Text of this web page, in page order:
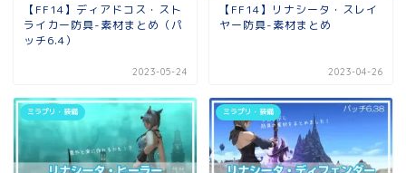
【FF14】ディアドコス・スト
ライカー防具-素材まとめ（パ
ッチ6.4）
2023-05-24
【FF14】リナシータ・スレイ
ヤー防具-素材まとめ
2023-04-26
ミラプリ・装備 ミラプリ・装備